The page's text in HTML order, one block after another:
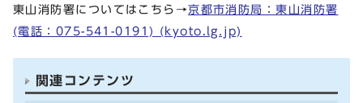
東山消防署についてはこちら→京都市消防局：東山消防署
(電話：075-541-0191) (kyoto.lg.jp)
関連コンテンツ